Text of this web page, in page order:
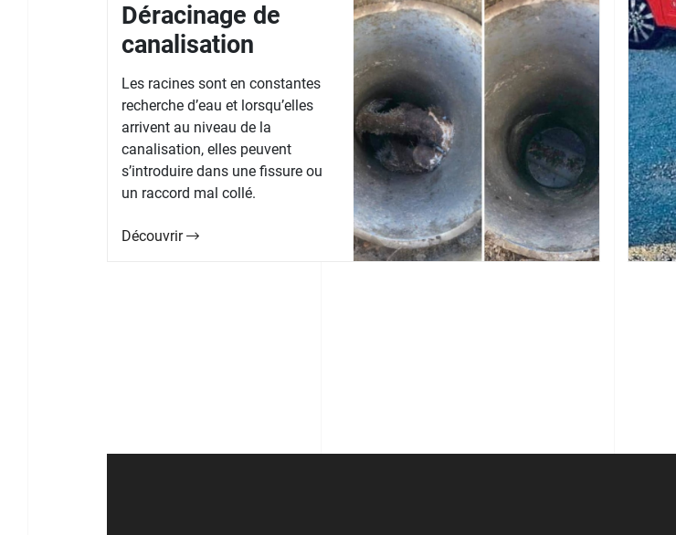
Déracinage de
canalisation
Les racines sont en constantes
recherche d’eau et lorsqu’elles
arrivent au niveau de la
canalisation, elles peuvent
s’introduire dans une fissure ou
un raccord mal collé.
Découvrir